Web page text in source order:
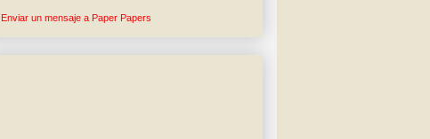
Enviar un mensaje a Paper Papers